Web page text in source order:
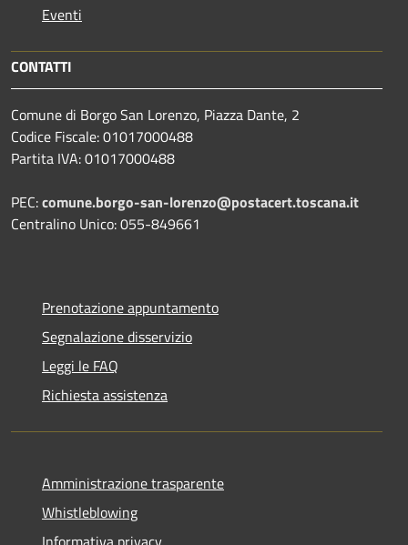
Eventi
CONTATTI
Comune di Borgo San Lorenzo, Piazza Dante, 2
Codice Fiscale: 01017000488
Partita IVA: 01017000488
PEC:comune.borgo-san-lorenzo@postacert.toscana.it
Centralino Unico: 055-849661
Prenotazione appuntamento
Segnalazione disservizio
Leggi le FAQ
Richiesta assistenza
Amministrazione trasparente
Whistleblowing